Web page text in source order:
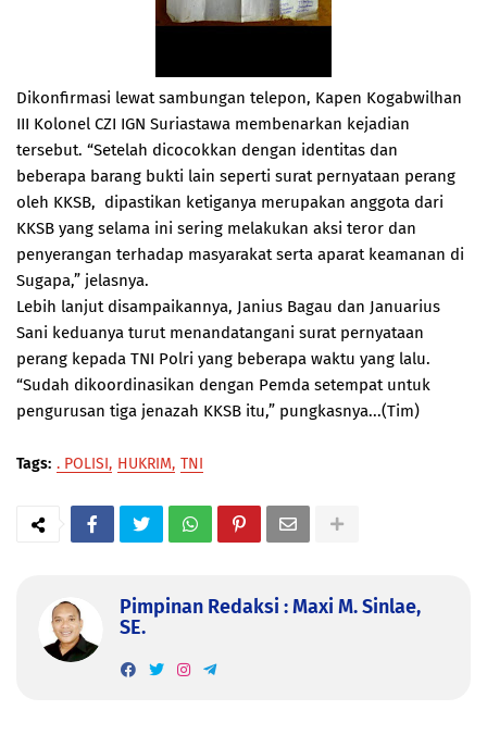
Dikonfirmasi lewat sambungan telepon, Kapen Kogabwilhan
III Kolonel CZI IGN Suriastawa membenarkan kejadian
tersebut. “Setelah dicocokkan dengan identitas dan
beberapa barang bukti lain seperti surat pernyataan perang
oleh KKSB, dipastikan ketiganya merupakan anggota dari
KKSB yang selama ini sering melakukan aksi teror dan
penyerangan terhadap masyarakat serta aparat keamanan di
Sugapa,” jelasnya.
Lebih lanjut disampaikannya, Janius Bagau dan Januarius
Sani keduanya turut menandatangani surat pernyataan
perang kepada TNI Polri yang beberapa waktu yang lalu.
“Sudah dikoordinasikan dengan Pemda setempat untuk
pengurusan tiga jenazah KKSB itu,” pungkasnya...(Tim)
Tags: . POLISI HUKRIM TNI
Pimpinan Redaksi : Maxi M. Sinlae,
SE.